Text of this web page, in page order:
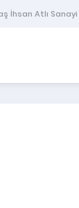
Atlı Sanayi